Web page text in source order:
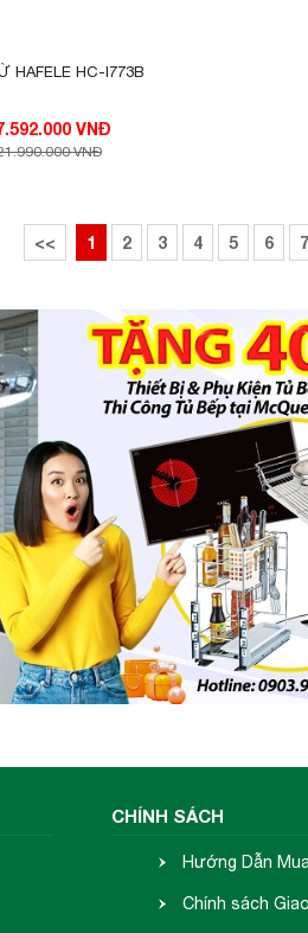
công suất là 4800W.
Booster công suất lên tới
siêu nhanh Booster công
tối đa mặc định dùng chức
Inverter thông minhvượt
của bếp từ. Ngoài ra công
tiêu thụ nhiều điện năng.
đảm bảo mức nhiệt
HAFELE HC-I773B
17.592.000 VNĐ
VNĐ
<< 1 2 3 4 5 6 7
CHÍNH SÁCH
Hướng Dẫn
Chính sách